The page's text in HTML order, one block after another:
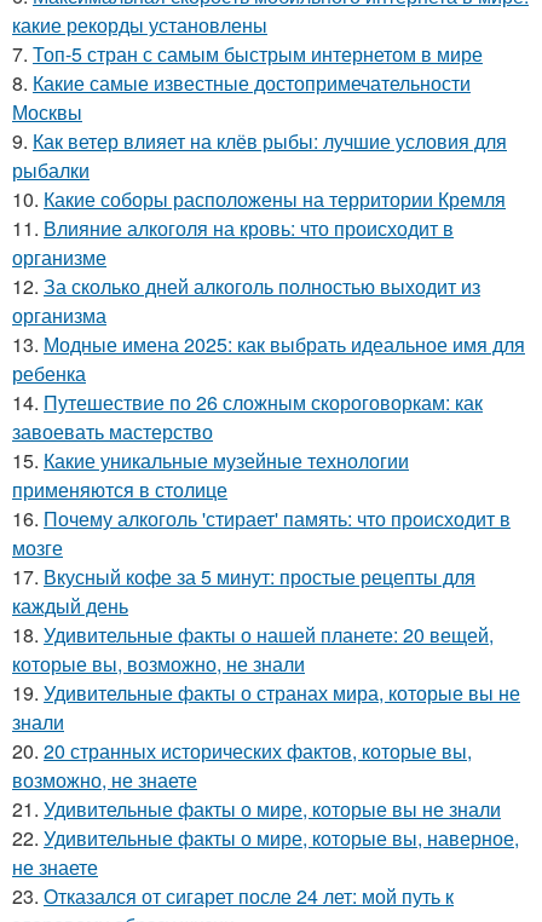
какие рекорды установлены
7. Топ-5 стран с самым быстрым интернетом в мире
8. Какие самые известные достопримечательности
Москвы
9. Как ветер влияет на клёв рыбы: лучшие условия для
рыбалки
10. Какие соборы расположены на территории Кремля
11. Влияние алкоголя на кровь: что происходит в
организме
12. За сколько дней алкоголь полностью выходит из
организма
13. Модные имена 2025: как выбрать идеальное имя для
ребенка
14. Путешествие по 26 сложным скороговоркам: как
завоевать мастерство
15. Какие уникальные музейные технологии
применяются в столице
16. Почему алкоголь 'стирает' память: что происходит в
мозге
17. Вкусный кофе за 5 минут: простые рецепты для
каждый день
18. Удивительные факты о нашей планете: 20 вещей,
которые вы, возможно, не знали
19. Удивительные факты о странах мира, которые вы не
знали
20. 20 странных исторических фактов, которые вы,
возможно, не знаете
21. Удивительные факты о мире, которые вы не знали
22. Удивительные факты о мире, которые вы, наверное,
не знаете
23. Отказался от сигарет после 24 лет: мой путь к